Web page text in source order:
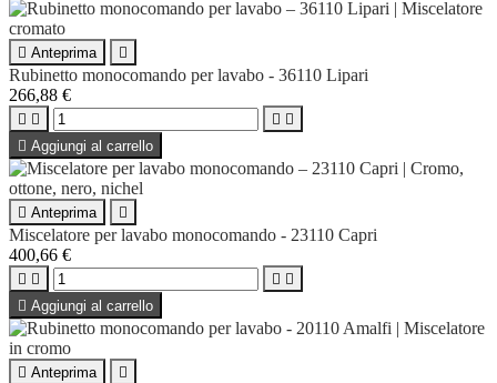
 Anteprima 
Rubinetto monocomando per lavabo - 36110 Lipari
266,88 €
   
 Aggiungi al carrello
 Anteprima 
Miscelatore per lavabo monocomando - 23110 Capri
400,66 €
   
 Aggiungi al carrello
 Anteprima 